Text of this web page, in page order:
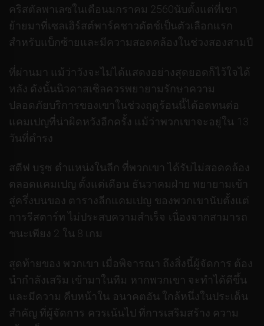
คริสตัลพาเลซในเดือนมกราคม 2560นับตั้งแต่ที่เขา
ย้ายมาที่เซลเฮิร์สต์พาร์คชาวดัตช์เป็นตัวเลือกแรก
สำหรับแบ็กซ้ายและมีความสอดคล้องในช่วงสองสามปี
ที่ผ่านมา แม้ว่าวังจะไม่ได้แสดงอย่างสุดยอดก็ไว้ใจได้
หลัง ดังนั้นนิวคาสเซิลควรพยายามรักษาความ
ปลอดภัยบริการของเขาในช่วงฤดูร้อนนี้ได้อดทนต่อ
แคมเปญที่น่าผิดหวังอีกครั้ง แม้ว่าพวกเขาจะอยู่ใน 13
วันที่ดำรง
สตีฟ บรูซ ตำแหน่งในลีก ที่พวกเขา ได้รับไม่สอดคล้อง
ตลอดแคมเปญ ตั้งแต่เดือน ธันวาคมฝ่าย พยายามเข้า
สู่ครึ่งบนของ ตารางลีกแคมเปญ ของพวกเขานับตั้งแต่
การรีสตาร์ท ไม่ประสบความสำเร็จ เนื่องจากสามารถ
ชนะเพียง 2 ใน 8 เกม
สุดท้ายของ พวกเขา เมื่อพิจารณา ถึงสิ่งนี้ผู้จัดการ ต้อง
นำกำลังเสริม เข้ามาในทีม หากพวกเขา จะทำได้ดีขึ้น
และมีความ คืบหน้าใน อนาคตอัน ใกล้หนึ่งในประเด็น
สำคัญ ที่ผู้จัดการ ควรเน้นไป ที่การเสริมสร้าง ความ